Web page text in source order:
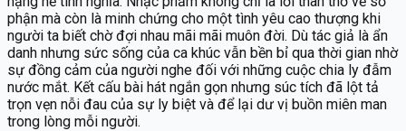
trong lòng mỗi người.
phận mà còn là minh chứng cho một tình yêu cao thượng khi
người ta biết chờ đợi nhau mãi mãi muôn đời. Dù tác giả là ẩn
danh nhưng sức sống của ca khúc vẫn bền bỉ qua thời gian nhờ
sự đồng cảm của người nghe đối với những cuộc chia ly đẫm
nước mắt. Kết cấu bài hát ngắn gọn nhưng súc tích đã lột tả
trọn vẹn nỗi đau của sự ly biệt và để lại dư vị buồn miên man
trong lòng mỗi người.